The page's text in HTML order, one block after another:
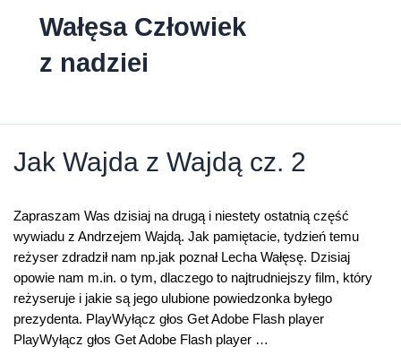
Wałęsa Człowiek
z nadziei
Jak Wajda z Wajdą cz. 2
Zapraszam Was dzisiaj na drugą i niestety ostatnią część
wywiadu z Andrzejem Wajdą. Jak pamiętacie, tydzień temu
reżyser zdradził nam np.jak poznał Lecha Wałęsę. Dzisiaj
opowie nam m.in. o tym, dlaczego to najtrudniejszy film, który
reżyseruje i jakie są jego ulubione powiedzonka byłego
prezydenta. PlayWyłącz głos Get Adobe Flash player
PlayWyłącz głos Get Adobe Flash player …